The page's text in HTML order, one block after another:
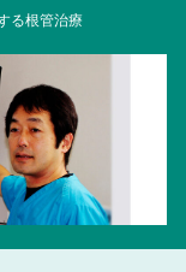
る根管治療